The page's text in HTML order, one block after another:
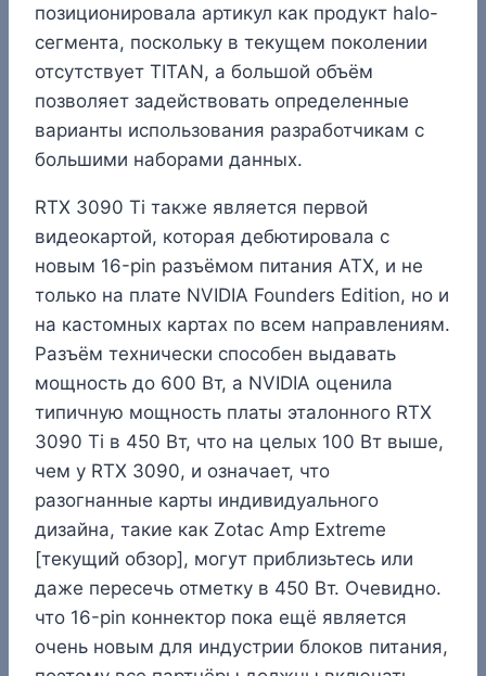
позиционировала артикул как продукт halo-
сегмента, поскольку в текущем поколении
отсутствует TITAN, а большой объём
позволяет задействовать определенные
варианты использования разработчикам с
большими наборами данных.
RTX 3090 Ti также является первой
видеокартой, которая дебютировала с
новым 16-pin разъёмом питания ATX, и не
только на плате NVIDIA Founders Edition, но и
на кастомных картах по всем направлениям.
Разъём технически способен выдавать
мощность до 600 Вт, а NVIDIA оценила
типичную мощность платы эталонного RTX
3090 Ti в 450 Вт, что на целых 100 Вт выше,
чем у RTX 3090, и означает, что
разогнанные карты индивидуального
дизайна, такие как Zotac Amp Extreme
[текущий обзор], могут приблизьтесь или
даже пересечь отметку в 450 Вт. Очевидно.
что 16-pin коннектор пока ещё является
очень новым для индустрии блоков питания,